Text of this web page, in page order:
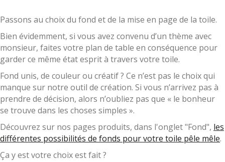
Passons au choix du fond et de la mise en page de la toile.
Bien évidemment, si vous avez convenu d’un thème avec
monsieur, faites votre plan de table en conséquence pour
garder ce même état esprit à travers votre toile.
Fond unis, de couleur ou créatif ? Ce n’est pas le choix qui
manque sur notre outil de création. Si vous n’arrivez pas à
prendre de décision, alors n’oubliez pas que « le bonheur
se trouve dans les choses simples ».
Découvrez sur nos pages produits, dans l'onglet "Fond", les
différentes possibilités de fonds pour votre toile pêle mêle.
Ça y est votre choix est fait ?